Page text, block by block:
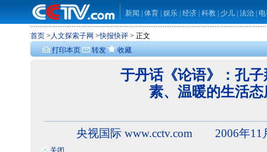
新闻 体育 娱乐 经济 科教 少儿 法治
首页 > 人文探索子网 >快报快评 > 正文
打印本页
转发 收藏
关闭
于丹话《论语》：孔子
素、温暖的生活态
央视国际 www.cctv.com 2006年11